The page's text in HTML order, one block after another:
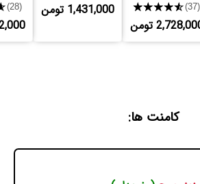
★★★★★(37)
تومن
1,431,000 تومن (28)
کامنت ها: